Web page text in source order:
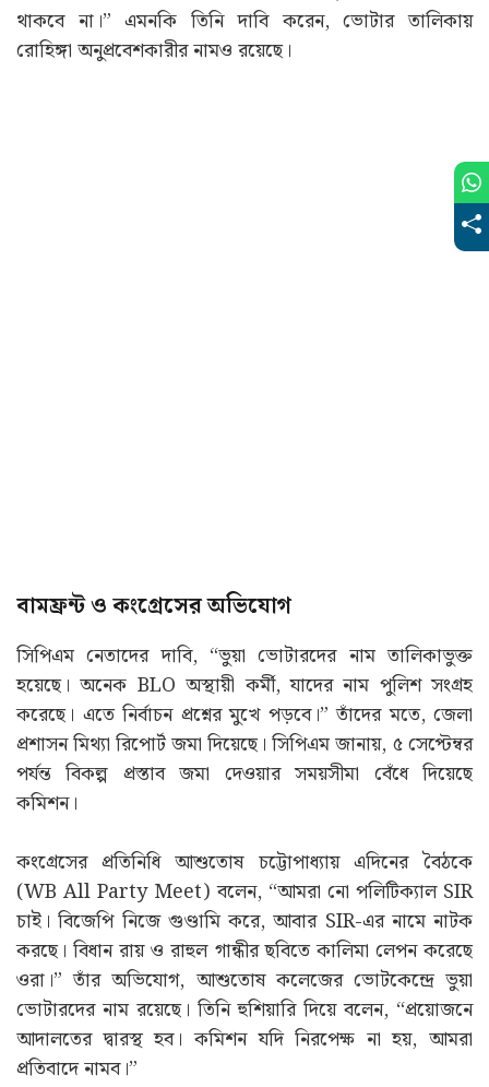
থাকবে না।” এমনকি তিনি দাবি করেন, ভোটার তালিকায়
রোহিঙ্গা অনুপ্রবেশকারীর নামও রয়েছে।
বামফ্রন্ট ও কংগ্রেসের অভিযোগ
সিপিএম নেতাদের দাবি, “ভুয়া ভোটারদের নাম তালিকাভুক্ত
হয়েছে। অনেক BLO অস্থায়ী কর্মী, যাদের নাম পুলিশ সংগ্রহ
করেছে। এতে নির্বাচন প্রশ্নের মুখে পড়বে।” তাঁদের মতে, জেলা
প্রশাসন মিথ্যা রিপোর্ট জমা দিয়েছে। সিপিএম জানায়, ৫ সেপ্টেম্বর
পর্যন্ত বিকল্প প্রস্তাব জমা দেওয়ার সময়সীমা বেঁধে দিয়েছে
কমিশন।
কংগ্রেসের প্রতিনিধি আশুতোষ চট্টোপাধ্যায় এদিনের বৈঠকে
(WB All Party Meet) বলেন, “আমরা নো পলিটিক্যাল SIR
চাই। বিজেপি নিজে গুণ্ডামি করে, আবার SIR-এর নামে নাটক
করছে। বিধান রায় ও রাহুল গান্ধীর ছবিতে কালিমা লেপন করেছে
ওরা।” তাঁর অভিযোগ, আশুতোষ কলেজের ভোটকেন্দ্রে ভুয়া
ভোটারদের নাম রয়েছে। তিনি হুশিয়ারি দিয়ে বলেন, “প্রয়োজনে
আদালতের দ্বারস্থ হব। কমিশন যদি নিরপেক্ষ না হয়, আমরা
প্রতিবাদে নামব।”